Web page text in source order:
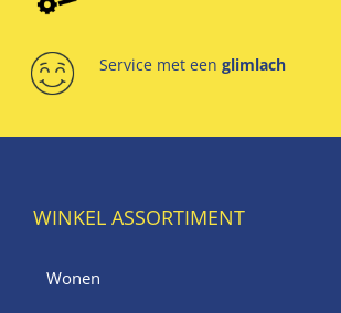
Service met een glimlach
WINKEL ASSORTIMENT
Wonen